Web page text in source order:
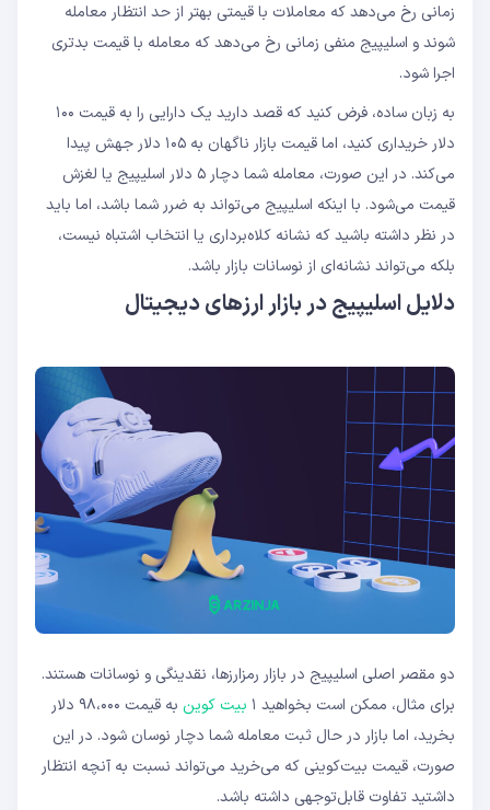
زمانی رخ می‌دهد که معاملات با قیمتی بهتر از حد انتظار معامله
شوند و اسلیپیج منفی زمانی رخ می‌دهد که معامله با قیمت بدتری
اجرا شود.
به زبان ساده، فرض کنید که قصد دارید یک دارایی را به قیمت ۱۰۰
دلار خریداری کنید، اما قیمت بازار ناگهان به ۱۰۵ دلار جهش پیدا
می‌کند. در این صورت، معامله شما دچار ۵ دلار اسلیپیج یا لغزش
قیمت می‌شود. با اینکه اسلیپیج می‌تواند به ضرر شما باشد، اما باید
در نظر داشته باشید که نشانه کلاه‌برداری یا انتخاب اشتباه نیست،
بلکه می‌تواند نشانه‌ای از نوسانات بازار باشد.
دلایل اسلیپیج در بازار ارزهای دیجیتال
دو مقصر اصلی اسلیپیج در بازار رمزارزها، نقدینگی و نوسانات هستند.
برای مثال، ممکن است بخواهید ۱
بیت کوین
به قیمت ۹۸،۰۰۰ دلار
بخرید، اما بازار در حال ثبت معامله شما دچار نوسان شود. در این
صورت، قیمت بیت‌کوینی که می‌خرید می‌تواند نسبت به آنچه انتظار
داشتید تفاوت قابل‌توجهی داشته باشد.